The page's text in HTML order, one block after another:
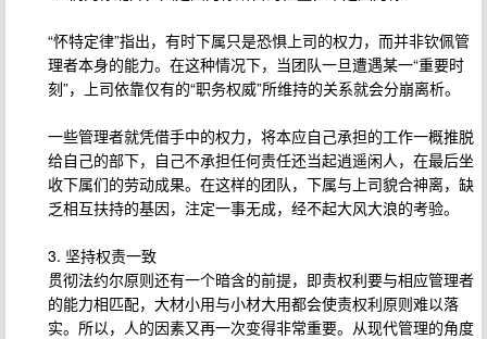
“怀特定律”指出，有时下属只是恐惧上司的权力，而并非钦佩管
理者本身的能力。在这种情况下，当团队一旦遭遇某一“重要时
刻”，上司依靠仅有的“职务权威”所维持的关系就会分崩离析。
一些管理者就凭借手中的权力，将本应自己承担的工作一概推脱
给自己的部下，自己不承担任何责任还当起逍遥闲人，在最后坐
收下属们的劳动成果。在这样的团队，下属与上司貌合神离，缺
乏相互扶持的基因，注定一事无成，经不起大风大浪的考验。
3. 坚持权责一致
贯彻法约尔原则还有一个暗含的前提，即责权利要与相应管理者
的能力相匹配，大材小用与小材大用都会使责权利原则难以落
实。所以，人的因素又再一次变得非常重要。从现代管理的角度